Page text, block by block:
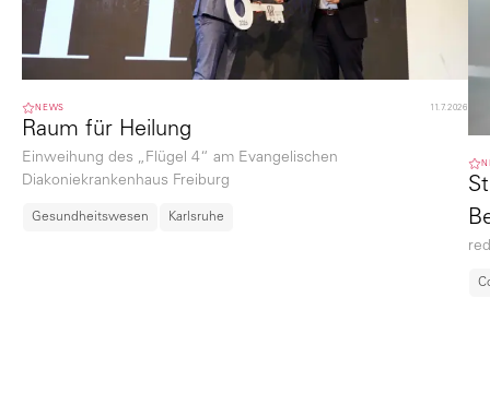
NEWS 11.7.2026
Raum für Heilung
Einweihung des „Flügel 4“ am Evangelischen
Diakoniekrankenhaus Freiburg
Gesundheitswesen Karlsruhe